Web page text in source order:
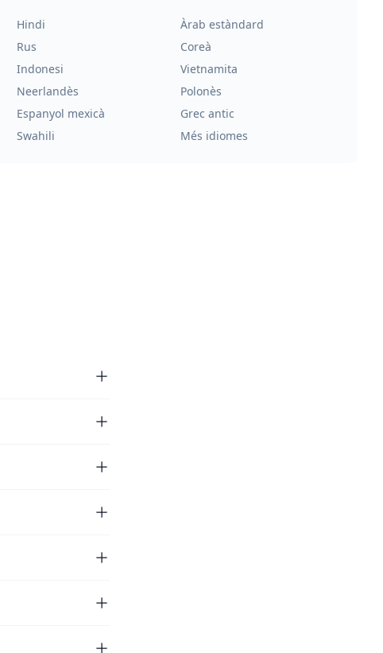
Hindi
Àrab estàndard
Rus
Coreà
Indonesi
Vietnamita
Neerlandès
Polonès
Espanyol mexicà
Grec antic
Swahili Més idiomes